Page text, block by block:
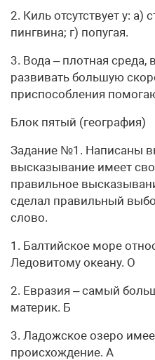
2. Киль отсутствует у: а)
пингвина; г) попугая.
3. Вода – плотная
развивать большую
приспособления
Блок пятый (география)
Задание №1. Написаны
высказывание имеет
правильное
сделал правильный
слово.
1. Балтийское море
Ледовитому океану. О
2. Евразия – самый
материк. Б
3. Ладожское озеро
происхождение. А